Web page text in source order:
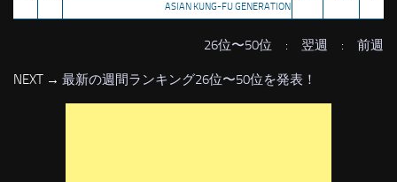
ASIAN KUNG-FU GENERATION
26位〜50位 : 翌週 : 前週
NEXT → 最新の週間ランキング26位〜50位を発表！